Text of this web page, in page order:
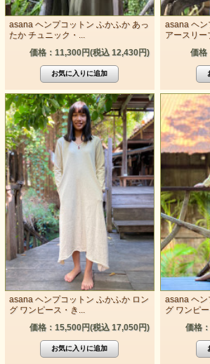
asana ヘンプコットン ふかふか あっ
たか チュニック・...
価格：11,300円(税込 12,430円)
asana ヘン
アースリー
価格
asana ヘンプコットン ふかふか ロン
グ ワンピース・き...
価格：15,500円(税込 17,050円)
asana ヘン
グ ワンピ
価格